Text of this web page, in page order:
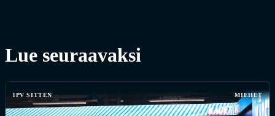
Lue seuraavaksi
1PV SITTEN MIEHET